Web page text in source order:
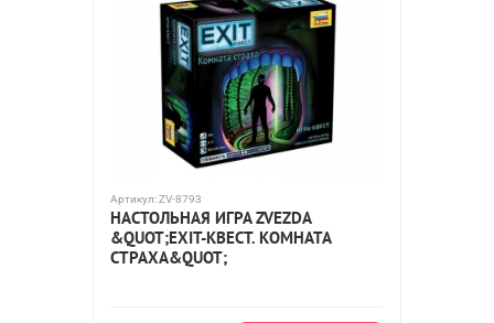
Артикул:ZV-8793
НАСТОЛЬНАЯ ИГРА ZVEZDA
&QUOT;EXIT-КВЕСТ. КОМНАТА
СТРАХА&QUOT;